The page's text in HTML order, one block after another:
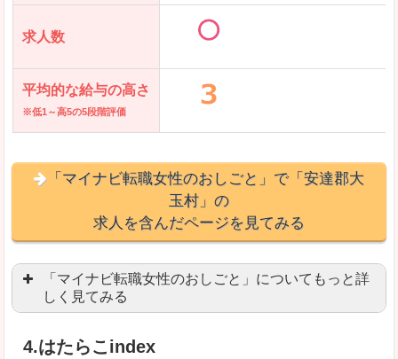
求人数
平均的な給与の高さ
※低1～高5の5段階評価
「マイナビ転職女性のおしごと」で「安達郡大
玉村」の
求人を含んだページを見てみる
「マイナビ転職女性のおしごと」についてもっと詳
しく見てみる
4.はたらこindex